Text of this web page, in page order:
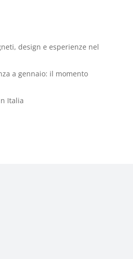
design e esperienze nel
a gennaio: il momento
Italia